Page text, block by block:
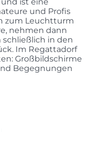
ist eine
und Profis
zum Leuchtturm
nehmen dann
schließlich in den
Im Regattadorf
Großbildschirme
Begegnungen